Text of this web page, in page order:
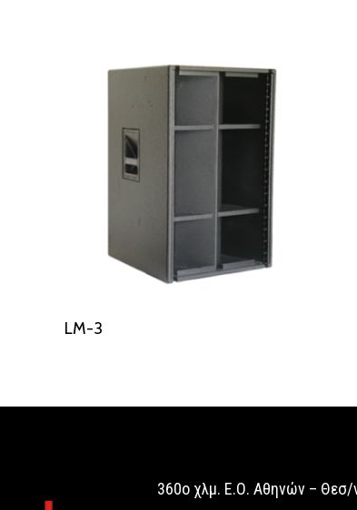
LM-3
360o χλμ. Ε.Ο. Αθηνών –